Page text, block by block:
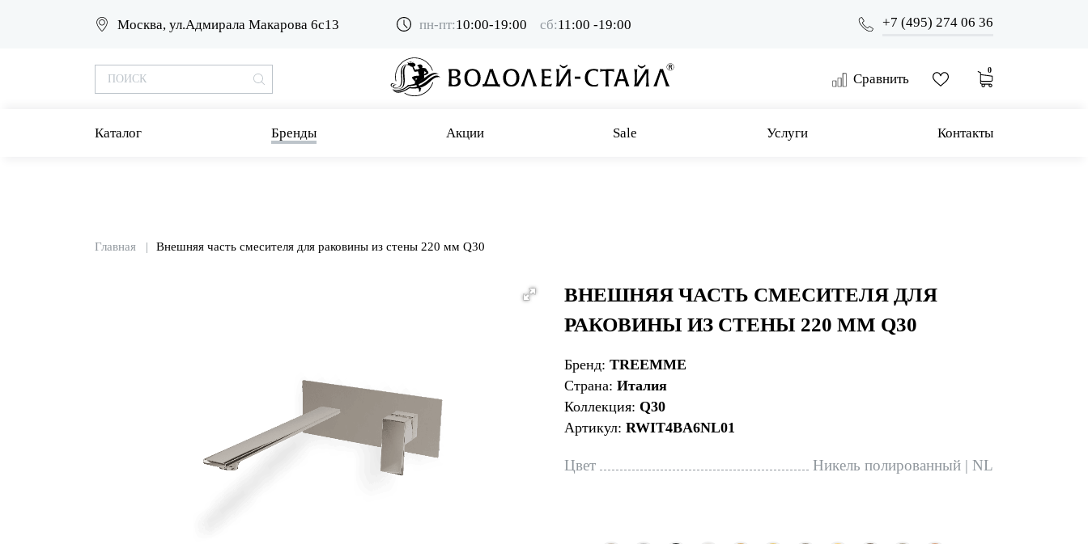
Москва, ул.Адмирала Макарова 6с13 пн-пт:10:00-19:00 сб:11:00 -19:00 +7 (495) 274 06 36
Сравнить
0
Каталог Бренды Акции Sale Услуги Контакты
Главная Внешняя часть смесителя для раковины из стены 220 мм Q30
ВНЕШНЯЯ ЧАСТЬ СМЕСИТЕЛЯ ДЛЯ
РАКОВИНЫ ИЗ СТЕНЫ 220 ММ Q30
Бренд: TREEMME
Страна: Италия
Коллекция: Q30
Артикул: RWIT4BA6NL01
Цвет Никель полированный | NL